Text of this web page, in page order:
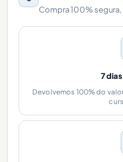
Compra 100%
7
Devolvemos 100% do